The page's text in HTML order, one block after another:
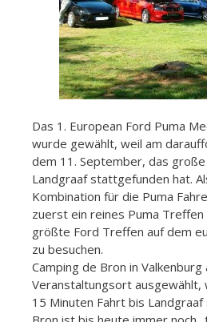
Das 1. European Ford Puma
wurde gewählt, weil am
dem 11. September, das
Landgraaf stattgefunden hat.
Kombination für die Puma
zuerst ein reines Puma Treffen
größte Ford Treffen auf dem
zu besuchen.
Camping de Bron in
Veranstaltungsort ausgewählt,
15 Minuten Fahrt bis